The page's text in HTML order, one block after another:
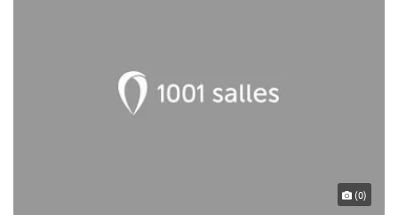
(0)